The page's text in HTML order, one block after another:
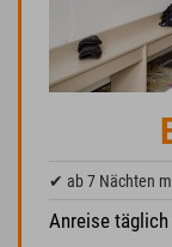
✔ ab 7 Nächten
Anreise täglich